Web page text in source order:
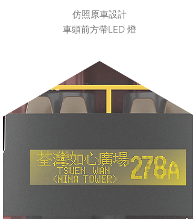
仿照原車設計
車頭前方帶LED 燈